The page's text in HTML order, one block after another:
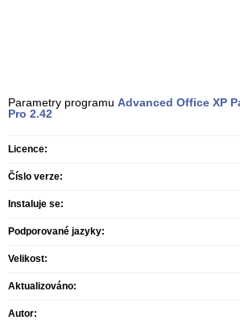
Parametry programu Advanced Office XP
Pro 2.42
Licence:
Číslo verze:
Instaluje se:
Podporované jazyky:
Velikost:
Aktualizováno:
Autor: